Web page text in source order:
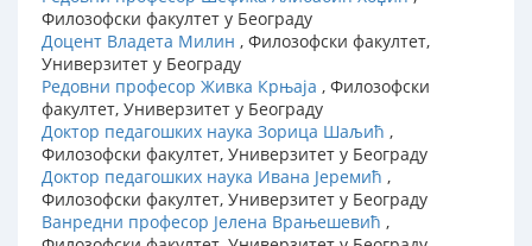
Филозофски факултет у Београду
Доцент Владета Милин , Филозофски факултет,
Универзитет у Београду
Редовни професор Живка Крњаја , Филозофски
факултет, Универзитет у Београду
Доктор педагошких наука Зорица Шаљић ,
Филозофски факултет, Универзитет у Београду
Доктор педагошких наука Ивана Јеремић ,
Филозофски факултет, Универзитет у Београду
Ванредни професор Јелена Врањешевић ,